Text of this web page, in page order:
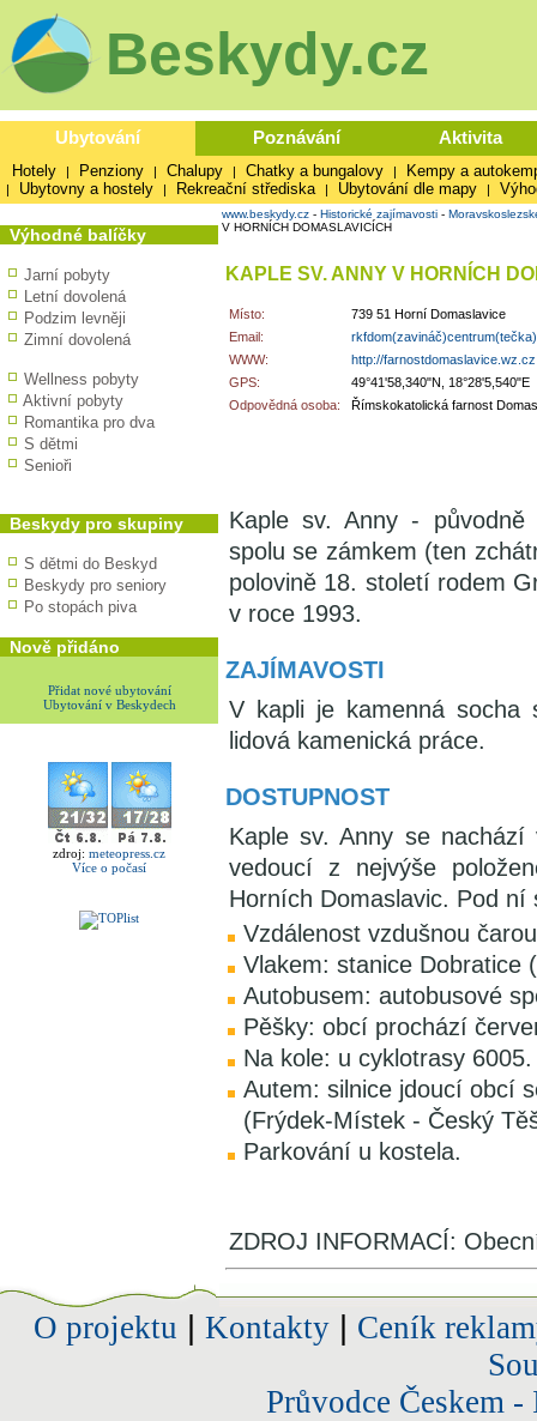
Beskydy.cz
Ubytování Poznávání Aktivita
Hotely | Penziony | Chalupy | Chatky a bungalovy | Kempy a
| Ubytovny a hostely | Rekreační střediska | Ubytování dle mapy |
Výhodné balíčky
Jarní pobyty
Letní dovolená
Podzim levněji
Zimní dovolená
Wellness pobyty
Aktivní pobyty
Romantika pro dva
S dětmi
Senioři
Beskydy pro skupiny
S dětmi do Beskyd
Beskydy pro seniory
Po stopách piva
Nově přidáno
Přidat nové ubytování
Ubytování v Beskydech
zdroj: meteopress.cz
Více o počasí
www.beskydy.cz - Historické zajímavosti -
V HORNÍCH DOMASLAVICÍCH
KAPLE SV. ANNY V HORNÍCH
Místo:
739 51 Horní Domaslavice
Email:
WWW:
http://farnostdomaslavice.wz.cz
GPS:
49°41'58,340"N, 18°28'5,540"E
Odpovědná osoba:
Římskokatolická farnost
Kaple sv. Anny - původně
spolu se zámkem (ten
polovině 18. století rodem
v roce 1993.
ZAJÍMAVOSTI
V kapli je kamenná socha
lidová kamenická práce.
DOSTUPNOST
Kaple sv. Anny se
vedoucí z nejvýše
Horních Domaslavic. Pod
Vzdálenost vzdušnou
Vlakem: stanice Dobratice
Autobusem: autobusové
Pěšky: obcí prochází
Na kole: u cyklotrasy 6005.
Autem: silnice jdoucí obcí
(Frýdek-Místek - Český
Parkování u kostela.
ZDROJ INFORMACÍ:
O projektu Kontakty| Ceník
Průvodce Českem